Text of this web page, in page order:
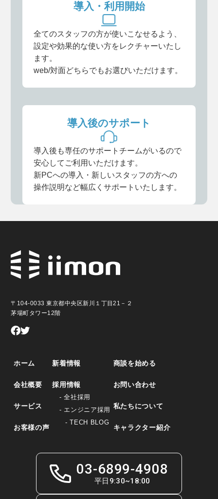
導入・利用開始
全てのスタッフの方が使いこなせるよう、
設定や効果的な使い方をレクチャーいたし
ます。
web/対面どちらでもお選びいただけます。
導入後のサポート
導入後も専任のサポートチームがいるので
安心してご利用いただけます。
新PCへの導入・新しいスタッフの方への
操作説明など幅広くサポートいたします。
〒104-0033 東京都中央区新川１丁目21－２
茅場町タワー12階
ホーム
会社概要
サービス
お客様の声
新着情報
採用情報
- 全社採用
- エンジニア採用
- TECH BLOG
商談を始める
お問い合わせ
私たちについて
キャラクター紹介
03-6899-4908
平日9:30~18:00